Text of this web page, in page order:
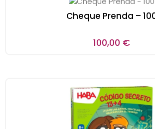
Cheque Prenda –
100,00 €